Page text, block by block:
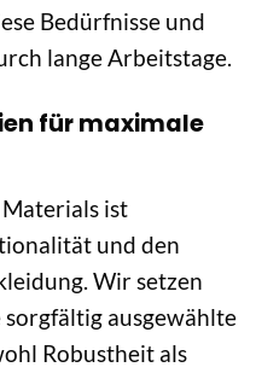
Bedürfnisse und
lange Arbeitstage.
für maximale
ist
und den
Wir setzen
sorgfältig ausgewählte
Robustheit als